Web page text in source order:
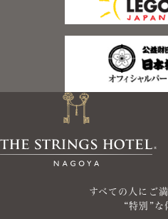
すべての人にご
“特別”な